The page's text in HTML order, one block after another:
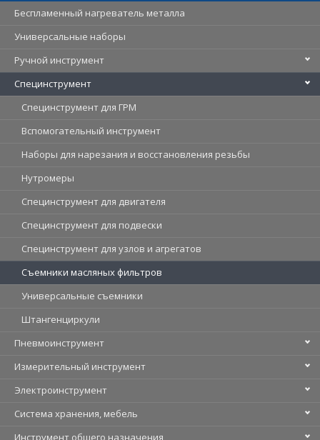
Беспламенный нагреватель металла
Универсальные наборы
Ручной инструмент
Специнструмент
Специнструмент для ГРМ
Вспомогательный инструмент
Наборы для нарезания и восстановления резьбы
Нутромеры
Специнструмент для двигателя
Специнструмент для подвески
Специнструмент для узлов и агрегатов
Съемники масляных фильтров
Универсальные съемники
Штангенциркули
Пневмоинструмент
Измерительный инструмент
Электроинструмент
Система хранения, мебель
Инструмент общего назначения